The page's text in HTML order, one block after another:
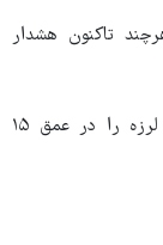
تاکنون هشدار
مرکز لرزه نگاری اروپا-مدیترانه کانون این زمین لرزه را در عمق ۱۵